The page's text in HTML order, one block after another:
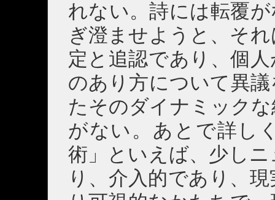
れない。詩には転覆
ぎ澄ませようと、そ
定と追認であり、個
のあり方について異
たそのダイナミック
がない。あとで詳し
術」といえば、少し
り、介入的であり、